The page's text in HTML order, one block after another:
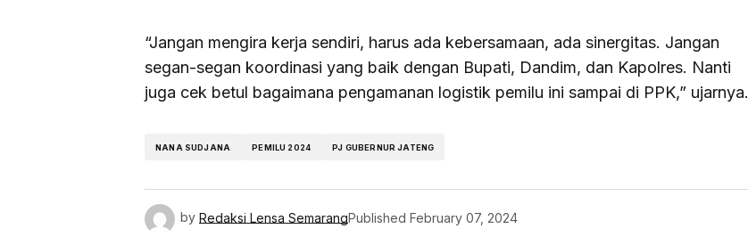
“Jangan mengira kerja sendiri, harus ada kebersamaan, ada sinergitas. Jangan
segan-segan koordinasi yang baik dengan Bupati, Dandim, dan Kapolres. Nanti
juga cek betul bagaimana pengamanan logistik pemilu ini sampai di PPK,” ujarnya.
NANA SUDJANA PEMILU 2024 PJ GUBERNUR JATENG
by Redaksi Lensa SemarangPublished February 07, 2024